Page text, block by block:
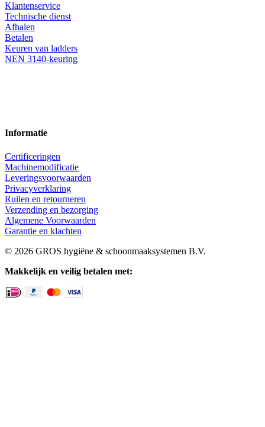
Klantenservice
Technische dienst
Afhalen
Betalen
Keuren van ladders
NEN 3140-keuring
Informatie
Certificeringen
Machinemodificatie
Leveringsvoorwaarden
Privacyverklaring
Ruilen en retourneren
Verzending en bezorging
Algemene Voorwaarden
Garantie en klachten
© 2026 GROS hygiëne & schoonmaaksystemen B.V.
Makkelijk en veilig betalen met: